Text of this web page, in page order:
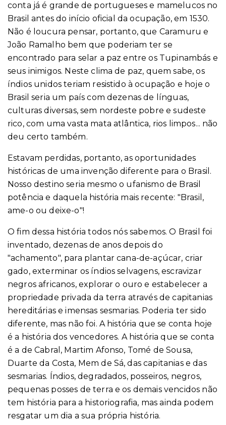
conta já é grande de portugueses e mamelucos no
Brasil antes do início oficial da ocupação, em 1530.
Não é loucura pensar, portanto, que Caramuru e
João Ramalho bem que poderiam ter se
encontrado para selar a paz entre os Tupinambás e
seus inimigos. Neste clima de paz, quem sabe, os
índios unidos teriam resistido à ocupação e hoje o
Brasil seria um país com dezenas de línguas,
culturas diversas, sem nordeste pobre e sudeste
rico, com uma vasta mata atlântica, rios limpos... não
deu certo também.
Estavam perdidas, portanto, as oportunidades
históricas de uma invenção diferente para o Brasil.
Nosso destino seria mesmo o ufanismo de Brasil
potência e daquela história mais recente: "Brasil,
ame-o ou deixe-o"!
O fim dessa história todos nós sabemos. O Brasil foi
inventado, dezenas de anos depois do
"achamento", para plantar cana-de-açúcar, criar
gado, exterminar os índios selvagens, escravizar
negros africanos, explorar o ouro e estabelecer a
propriedade privada da terra através de capitanias
hereditárias e imensas sesmarias. Poderia ter sido
diferente, mas não foi. A história que se conta hoje
é a história dos vencedores. A história que se conta
é a de Cabral, Martim Afonso, Tomé de Sousa,
Duarte da Costa, Mem de Sá, das capitanias e das
sesmarias. Índios, degradados, posseiros, negros,
pequenas posses de terra e os demais vencidos não
tem história para a historiografia, mas ainda podem
resgatar um dia a sua própria história.